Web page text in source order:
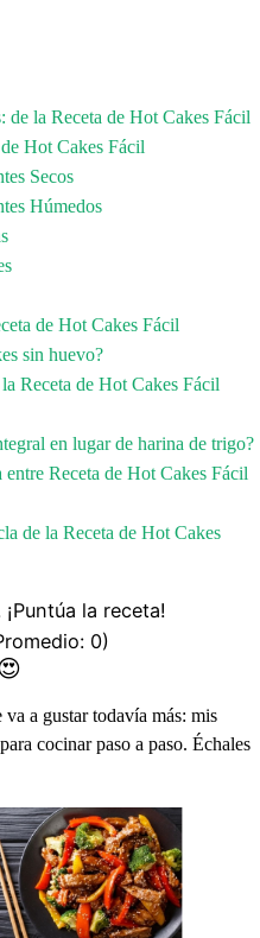
de la Receta de Hot Cakes Fácil
Hot Cakes Fácil
Secos
Húmedos
de Hot Cakes Fácil
sin huevo?
Receta de Hot Cakes Fácil
en lugar de harina de trigo?
Receta de Hot Cakes Fácil
de la Receta de Hot Cakes
la receta!
0)
a gustar todavía más: mis
cocinar paso a paso. Échales